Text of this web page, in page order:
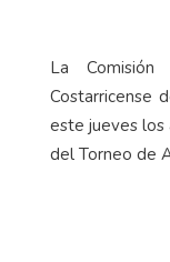
La
Costarricense
este jueves los
del Torneo de